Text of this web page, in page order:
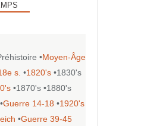
•Moyen-Âge
s. •1820's •1830's
•1870's •1880's
•Guerre 14-18 •1920's
•Guerre 39-45